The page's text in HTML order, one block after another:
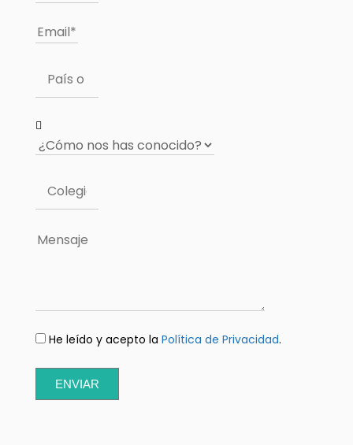
He leído y acepto la Política de Privacidad.
ENVIAR